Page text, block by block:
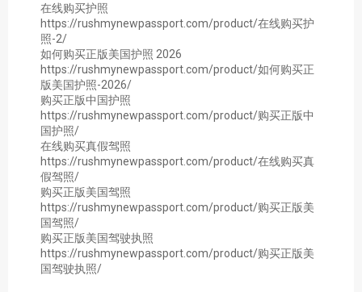
在线购买护照
https://rushmynewpassport.com/product/在线购买护
照-2/
如何购买正版美国护照 2026
https://rushmynewpassport.com/product/如何购买正
版美国护照-2026/
购买正版中国护照
https://rushmynewpassport.com/product/购买正版中
国护照/
在线购买真假驾照
https://rushmynewpassport.com/product/在线购买真
假驾照/
购买正版美国驾照
https://rushmynewpassport.com/product/购买正版美
国驾照/
购买正版美国驾驶执照
https://rushmynewpassport.com/product/购买正版美
国驾驶执照/